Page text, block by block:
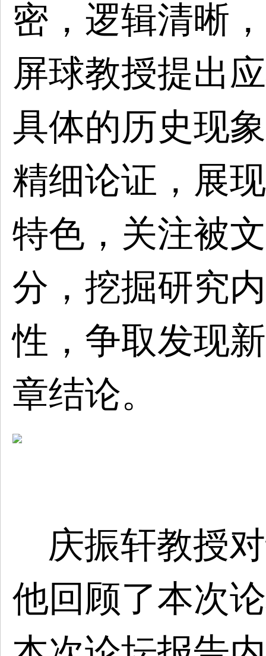
密，逻辑清晰
屏球教授提出
具体的历史现
精细论证，展
特色，关注被
分，挖掘研究
性，争取发现
章结论。
庆振轩教授
他回顾了本次